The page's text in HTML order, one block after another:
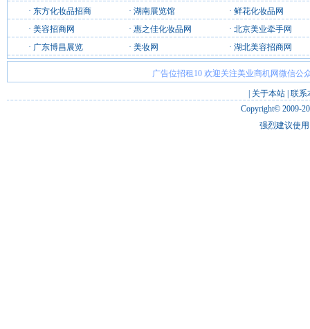
· 东方化妆品招商 · 湖南展览馆 · 鲜花化妆品网
· 美容招商网 · 惠之佳化妆品网 · 北京美业牵手网
· 广东博昌展览 · 美妆网 · 湖北美容招商网
广告位招租10 欢迎关注美业商机网微信公
关于本站 联系
Copyright© 2009-
强烈建议使